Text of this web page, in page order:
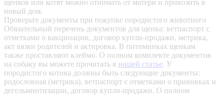
щенков или котят можно отнимать от матери и привозить в
новый дом.
Проверьте документы при покупке породистого животного
Обязательный перечень документов для щенка: ветпаспорт с
отметками о вакцинации, договор купли-продажи, метрика,
акт вязки родителей и актировка. В питомниках щенкам
также проставляют клеймо. О полном комплекте документов
на собаку вы можете прочитать в нашей статье. У
породистого котика должны быть следующие документы:
родословная (метрика), ветпаспорт с отметками о прививках и
дегельминтизации, договор купли-продажи. О полном